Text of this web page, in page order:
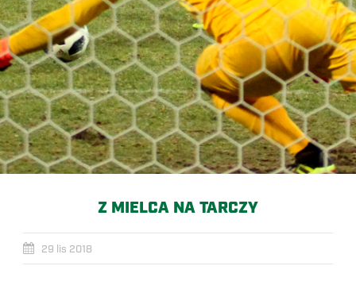
Z MIELCA NA TARCZY
29 lis 2018